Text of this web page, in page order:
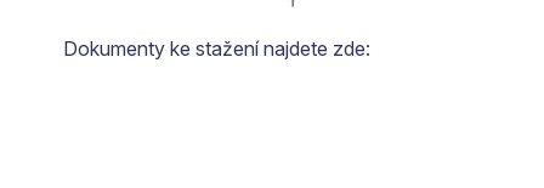
Dokumenty ke stažení najdete zde: